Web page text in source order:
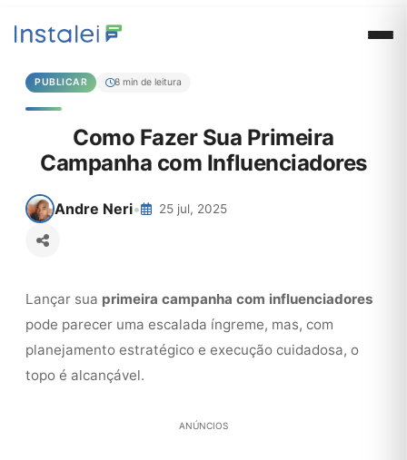
PUBLICAR 8 min de leitura
Como Fazer Sua Primeira
Campanha com Influenciadores
Andre Neri• 25 jul, 2025
Lançar sua primeira campanha com influenciadores
pode parecer uma escalada íngreme, mas, com
planejamento estratégico e execução cuidadosa, o
topo é alcançável.
ANÚNCIOS